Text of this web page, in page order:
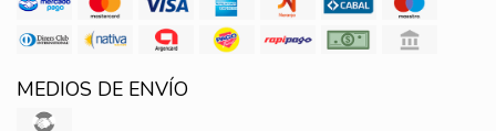
MEDIOS DE ENVÍO